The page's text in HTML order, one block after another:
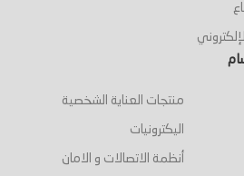
منتجات العناية الشخصية
اليكترونيات
أنظمة الاتصالات و الامان